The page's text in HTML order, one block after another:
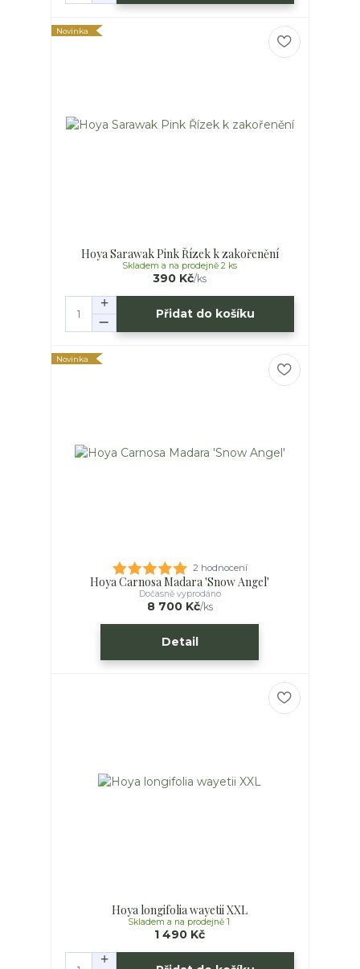
Novinka
Hoya Sarawak Pink Řízek k zakořenění
390 Kč/ks
Skladem a na prodejně 2 ks
Přidat do košíku
Novinka
2 hodnocení
Hoya Carnosa Madara 'Snow Angel'
8 700 Kč/ks
Dočasně vyprodáno
Detail
Hoya longifolia wayetii XXL
1 490 Kč
Skladem a na prodejně 1